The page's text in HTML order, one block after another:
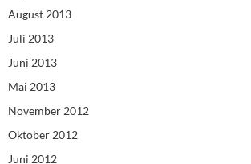
August 2013
Juli 2013
Juni 2013
Mai 2013
November 2012
Oktober 2012
Juni 2012